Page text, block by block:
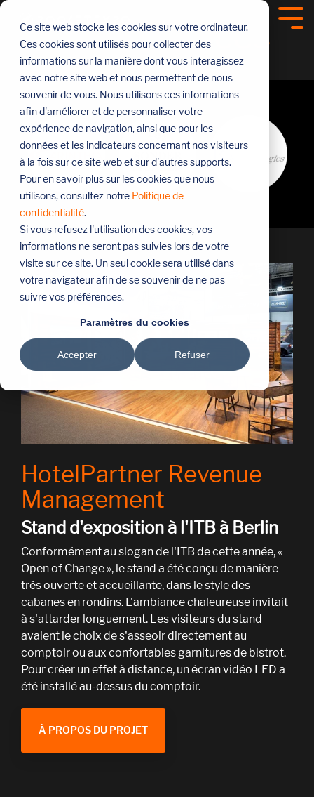
Ce site web stocke les cookies sur votre ordinateur.
Ces cookies sont utilisés pour collecter des
informations sur la manière dont vous interagissez
avec notre site web et nous permettent de nous
souvenir de vous. Nous utilisons ces informations
afin d'améliorer et de personnaliser votre
expérience de navigation, ainsi que pour les
données et les indicateurs concernant nos visiteurs
à la fois sur ce site web et sur d'autres supports.
Pour en savoir plus sur les cookies que nous
utilisons, consultez notre Politique de
confidentialité.
Si vous refusez l'utilisation des cookies, vos
informations ne seront pas suivies lors de votre
visite sur ce site. Un seul cookie sera utilisé dans
votre navigateur afin de se souvenir de ne pas
suivre vos préférences.
Paramètres du cookies
Accepter Refuser
Sauter
menuNos références
HotelPartner Revenue
Management
Stand d'exposition à l'ITB à Berlin
Conformément au slogan de l'ITB de cette année, «
Open of Change », le stand a été conçu de manière
très ouverte et accueillante, dans le style des
cabanes en rondins. L'ambiance chaleureuse invitait
à s'attarder longuement. Les visiteurs du stand
avaient le choix de s'asseoir directement au
comptoir ou aux confortables garnitures de bistrot.
Pour créer un effet à distance, un écran vidéo LED a
été installé au-dessus du comptoir.
À PROPOS DU PROJET